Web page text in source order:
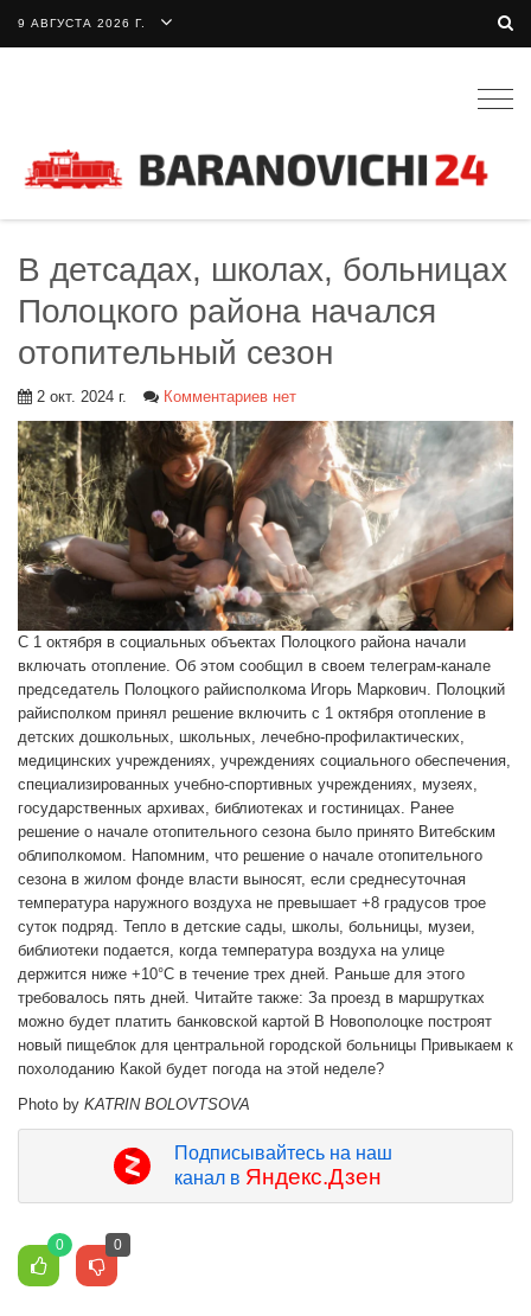
9 АВГУСТА 2026 Г.
В детсадах, школах, больницах
Полоцкого района начался
отопительный сезон
2 окт. 2024 г. Комментариев нет
С 1 октября в социальных объектах Полоцкого района начали
включать отопление. Об этом сообщил в своем телеграм-канале
председатель Полоцкого райисполкома Игорь Маркович. Полоцкий
райисполком принял решение включить с 1 октября отопление в
детских дошкольных, школьных, лечебно-профилактических,
медицинских учреждениях, учреждениях социального обеспечения,
специализированных учебно-спортивных учреждениях, музеях,
государственных архивах, библиотеках и гостиницах. Ранее
решение о начале отопительного сезона было принято Витебским
облиполкомом. Напомним, что решение о начале отопительного
сезона в жилом фонде власти выносят, если среднесуточная
температура наружного воздуха не превышает +8 градусов трое
суток подряд. Тепло в детские сады, школы, больницы, музеи,
библиотеки подается, когда температура воздуха на улице
держится ниже +10°С в течение трех дней. Раньше для этого
требовалось пять дней. Читайте также: За проезд в маршрутках
можно будет платить банковской картой В Новополоцке построят
новый пищеблок для центральной городской больницы Привыкаем к
похолоданию Какой будет погода на этой неделе?
Photo by KATRIN BOLOVTSOVA
Подписывайтесь на наш
канал в Яндекс.Дзен
0 0